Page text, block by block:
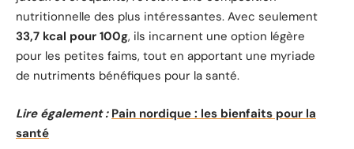
nutritionnelle des plus intéressantes. Avec seulement
33,7 kcal pour 100g, ils incarnent une option légère
pour les petites faims, tout en apportant une myriade
de nutriments bénéfiques pour la santé.
Lire également : Pain nordique : les bienfaits pour la
santé